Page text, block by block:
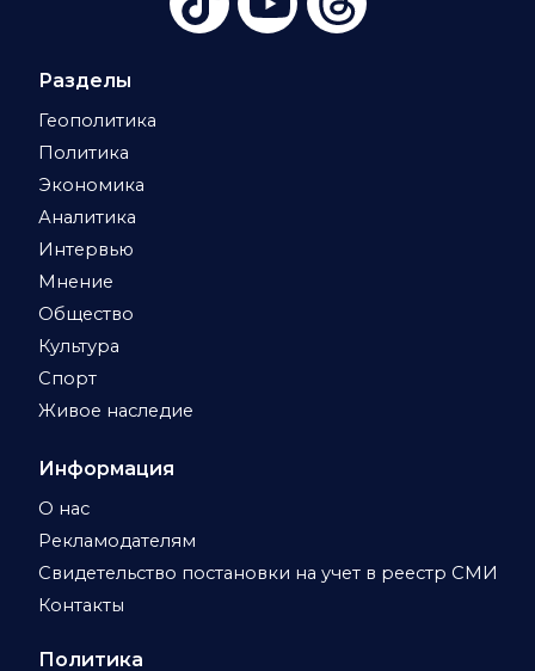
Разделы
Геополитика
Политика
Экономика
Аналитика
Интервью
Мнение
Общество
Культура
Спорт
Живое наследие
Информация
О нас
Рекламодателям
Свидетельство постановки на учет в реестр СМИ
Контакты
Политика